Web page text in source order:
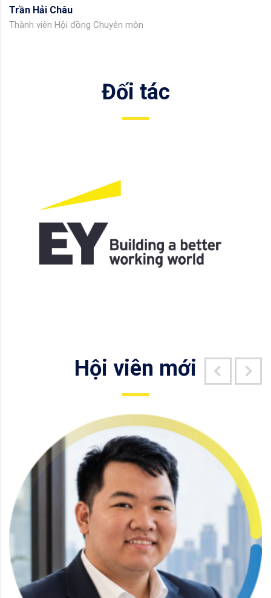
Trần Hải Châu
Thành viên Hội đồng Chuyên môn
Đối tác
Hội viên mới